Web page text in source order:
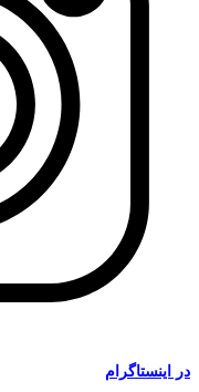
در
اینستاگرام